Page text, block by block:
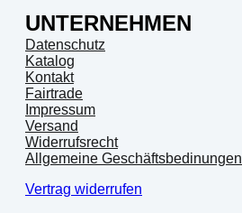
UNTERNEHMEN
Datenschutz
Katalog
Kontakt
Fairtrade
Impressum
Versand
Widerrufsrecht
Allgemeine Geschäftsbedinungen
Vertrag widerrufen